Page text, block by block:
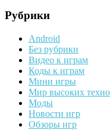
Рубрики
Android
Без рубрики
Видео к играм
Коды к играм
Мини игры
Мир высоких
Моды
Новости игр
Обзоры игр